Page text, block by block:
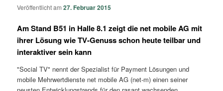
Veröffentlicht am27. Februar 2015
Am Stand B51 in Halle 8.1 zeigt die net mobile AG mit
ihrer Lösung wie TV-Genuss schon heute teilbar und
interaktiver sein kann
"Social TV" nennt der Spezialist für Payment Lösungen und
mobile Mehrwertdienste net mobile AG (net-m) einen seiner